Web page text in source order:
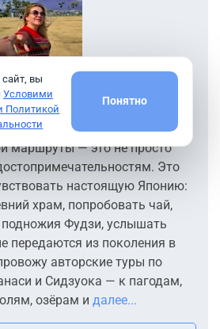
зовут Татьяна, я живу в
недалеко от величественной
маршруты — это не просто
Это
настоящую Японию:
храм, попробовать чай,
Фудзи, услышать
передаются из поколения в
авторские туры по
и Сидзуока — к пагодам,
озёрам и далее...
вы
Условими
Политикой
Понятно